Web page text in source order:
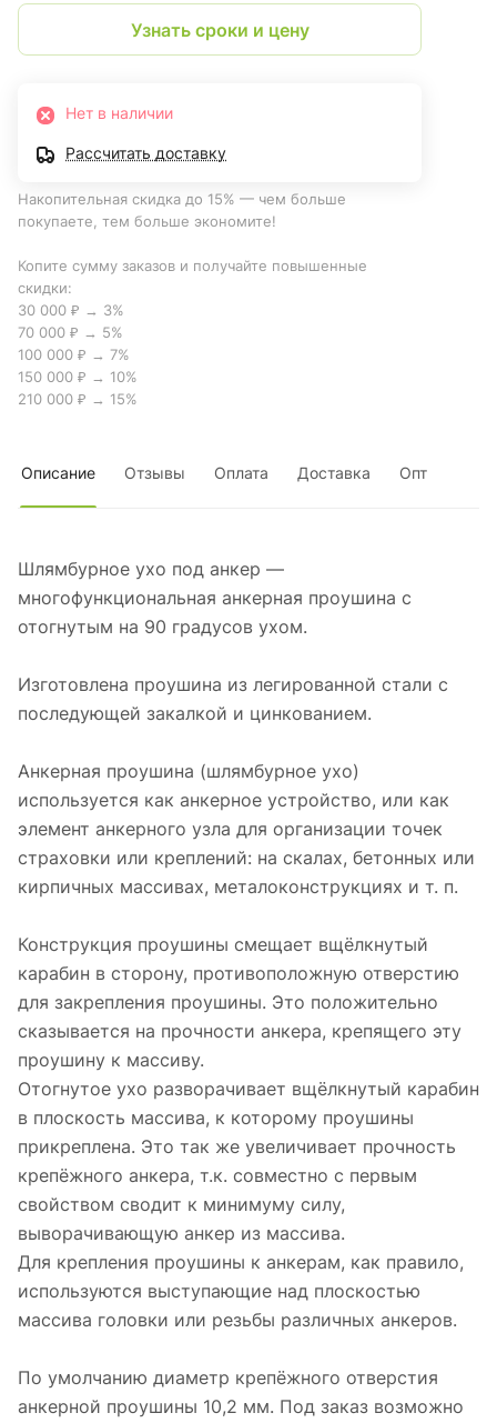
Узнать сроки и цену
Нет в наличии
Рассчитать доставку
Накопительная скидка до 15% — чем больше
покупаете, тем больше экономите!
Копите сумму заказов и получайте повышенные
скидки:
30 000 ₽ → 3%
70 000 ₽ → 5%
100 000 ₽ → 7%
150 000 ₽ → 10%
210 000 ₽ → 15%
Описание Отзывы Оплата Доставка Опт
Шлямбурное ухо под анкер —
многофункциональная анкерная проушина с
отогнутым на 90 градусов ухом.
Изготовлена проушина из легированной стали с
последующей закалкой и цинкованием.
Анкерная проушина (шлямбурное ухо)
используется как анкерное устройство, или как
элемент анкерного узла для организации точек
страховки или креплений: на скалах, бетонных или
кирпичных массивах, металоконструкциях и т. п.
Конструкция проушины смещает вщёлкнутый
карабин в сторону, противоположную отверстию
для закрепления проушины. Это положительно
сказывается на прочности анкера, крепящего эту
проушину к массиву.
Отогнутое ухо разворачивает вщёлкнутый карабин
в плоскость массива, к которому проушины
прикреплена. Это так же увеличивает прочность
крепёжного анкера, т.к. совместно с первым
свойством сводит к минимуму силу,
выворачивающую анкер из массива.
Для крепления проушины к анкерам, как правило,
используются выступающие над плоскостью
массива головки или резьбы различных анкеров.
По умолчанию диаметр крепёжного отверстия
анкерной проушины 10,2 мм. Под заказ возможно